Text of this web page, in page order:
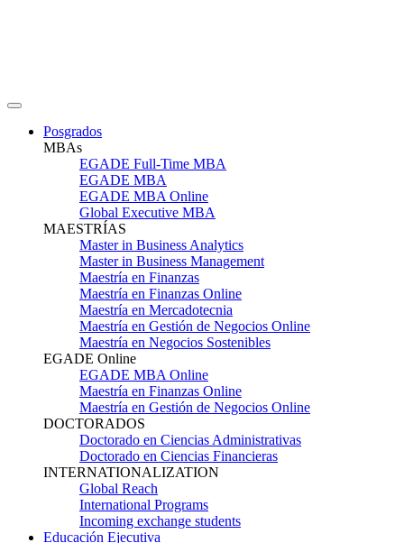
Posgrados
MBAs
EGADE Full-Time MBA
EGADE MBA
EGADE MBA Online
Global Executive MBA
MAESTRÍAS
Master in Business Analytics
Master in Business Management
Maestría en Finanzas
Maestría en Finanzas Online
Maestría en Mercadotecnia
Maestría en Gestión de Negocios Online
Maestría en Negocios Sostenibles
EGADE Online
EGADE MBA Online
Maestría en Finanzas Online
Maestría en Gestión de Negocios Online
DOCTORADOS
Doctorado en Ciencias Administrativas
Doctorado en Ciencias Financieras
INTERNATIONALIZATION
Global Reach
International Programs
Incoming exchange students
Educación Ejecutiva